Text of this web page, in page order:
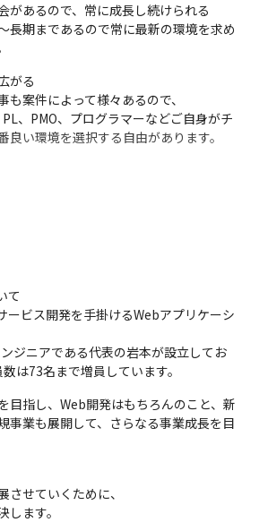
あるので、常に成長し続けられる
長期まであるので常に最新の環境を求め
がる
も案件によって様々あるので、
、PMO、プログラマーなどご自身がチ
良い環境を選択する自由があります。
て
ービス開発を手掛けるWebアプリケーシ
ジニアである代表の岩本が設立してお
は73名まで増員しています。
目指し、Web開発はもちろんのこと、新
事業も展開して、さらなる事業成長を目
させていくために、
ます。